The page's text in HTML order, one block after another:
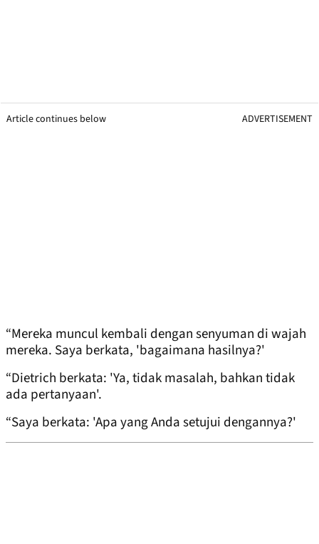
Article continues below ADVERTISEMENT
“Mereka muncul kembali dengan senyuman di wajah
mereka. Saya berkata, 'bagaimana hasilnya?'
“Dietrich berkata: 'Ya, tidak masalah, bahkan tidak
ada pertanyaan'.
“Saya berkata: 'Apa yang Anda setujui dengannya?'